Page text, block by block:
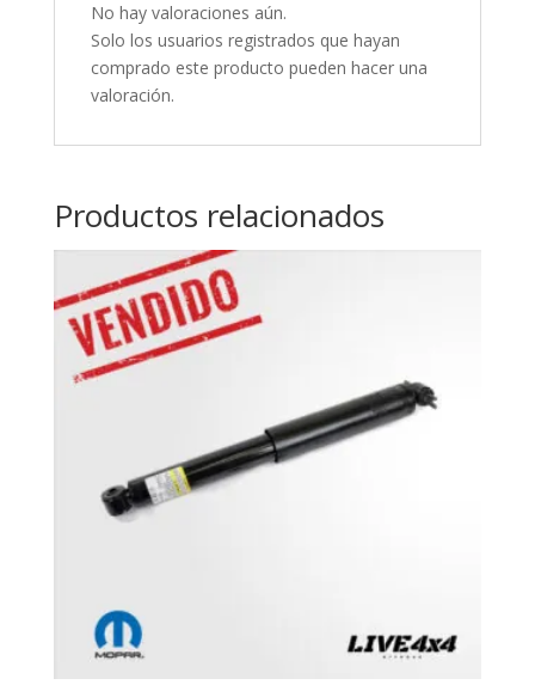
No hay valoraciones aún.
Solo los usuarios registrados que hayan
comprado este producto pueden hacer una
valoración.
Productos relacionados